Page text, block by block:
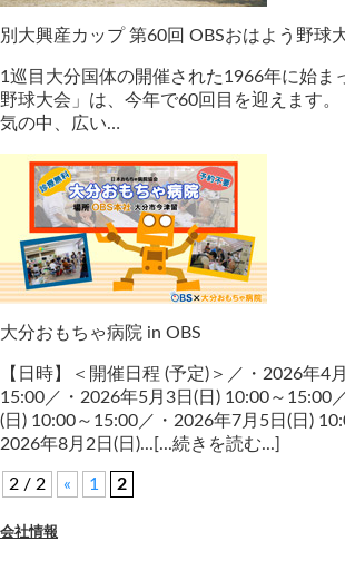
別大興産カップ 第60回 OBSおはよう野球
1巡目大分国体の開催された1966年に始ま
野球大会」は、今年で60回目を迎えます
気の中、広い…
大分おもちゃ病院 in OBS
【日時】＜開催日程 (予定)＞／・2026年4
15:00／・2026年5月3日(日) 10:00～15:00
(日) 10:00～15:00／・2026年7月5日(日)
2026年8月2日(日)...[...続きを読む...]
2 / 2 « 1 2
会社情報